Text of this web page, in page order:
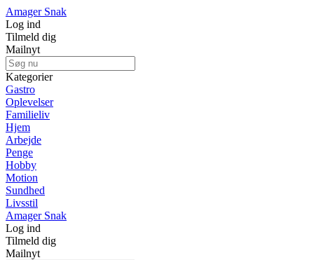
Amager Snak
Log ind
Tilmeld dig
Mailnyt
Kategorier
Gastro
Oplevelser
Familieliv
Hjem
Arbejde
Penge
Hobby
Motion
Sundhed
Livsstil
Amager Snak
Log ind
Tilmeld dig
Mailnyt